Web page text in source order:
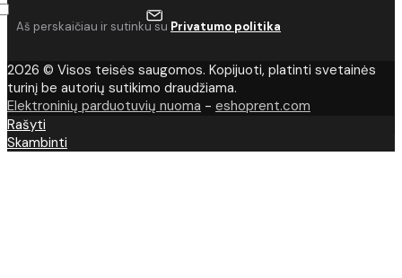
Aš perskaičiau ir sutinku su Privatumo politika
2026 © Visos teisės saugomos. Kopijuoti, platinti svetainės
turinį be autorių sutikimo draudžiama.
Elektroninių parduotuvių nuoma - eshoprent.com
Rašyti
Skambinti